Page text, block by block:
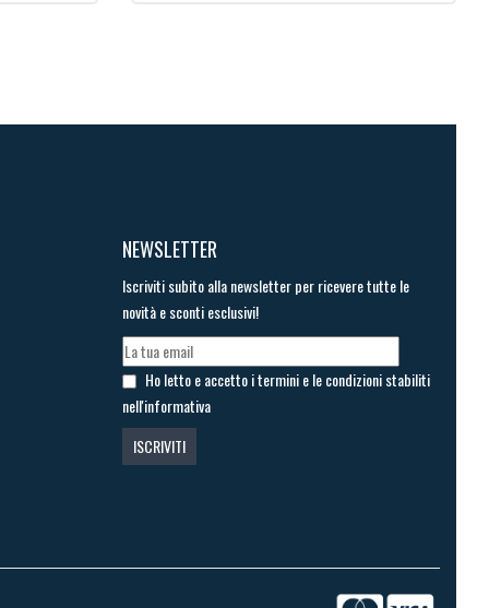
NEWSLETTER
Iscriviti subito alla newsletter per ricevere tutte le
novità e sconti esclusivi!
Ho letto e accetto i termini e le condizioni stabiliti
nell'informativa